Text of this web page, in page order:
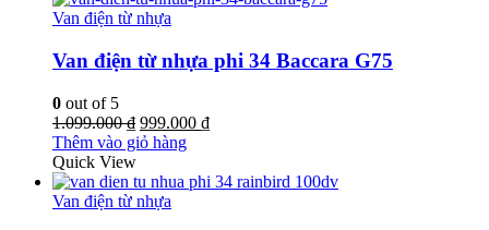
Van điện từ nhựa
Van điện từ nhựa phi 34 Baccara G75
0 out of 5
1.099.000₫ Giá
gốc
1.099.000 ₫.
999.000 ₫Giá
là:
Thêm vào giỏ hàng
Quick View
Van điện từ nhựa